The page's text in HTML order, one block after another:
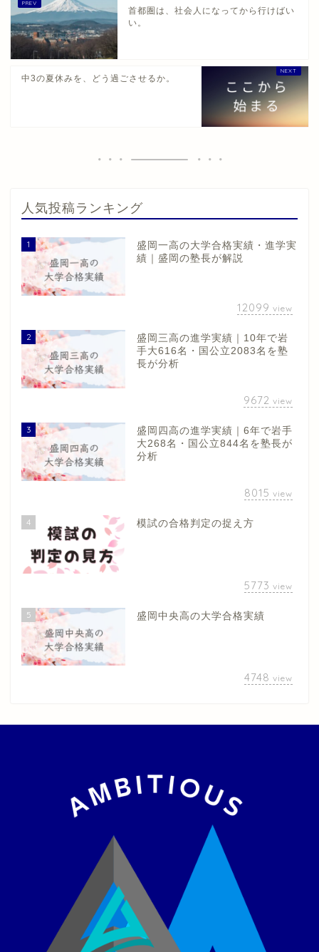
首都圏は、社会人になってから行けばい
い。
中3の夏休みを、どう過ごさせるか。
人気投稿ランキング
1
盛岡一高の大学合格実績・進学実
績｜盛岡の塾長が解説
12099 view
2
盛岡三高の進学実績｜10年で岩
手大616名・国公立2083名を塾
長が分析
9672 view
3
盛岡四高の進学実績｜6年で岩手
大268名・国公立844名を塾長が
分析
8015 view
4 模試の合格判定の捉え方
5773 view
5 盛岡中央高の大学合格実績
4748 view